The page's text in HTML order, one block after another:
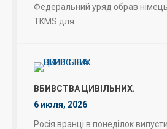
Федеральний уряд обрав
TKMS для
ВБИВСТВА ЦИВІЛЬНИХ.
6 июля, 2026
Росія вранці в понеділок